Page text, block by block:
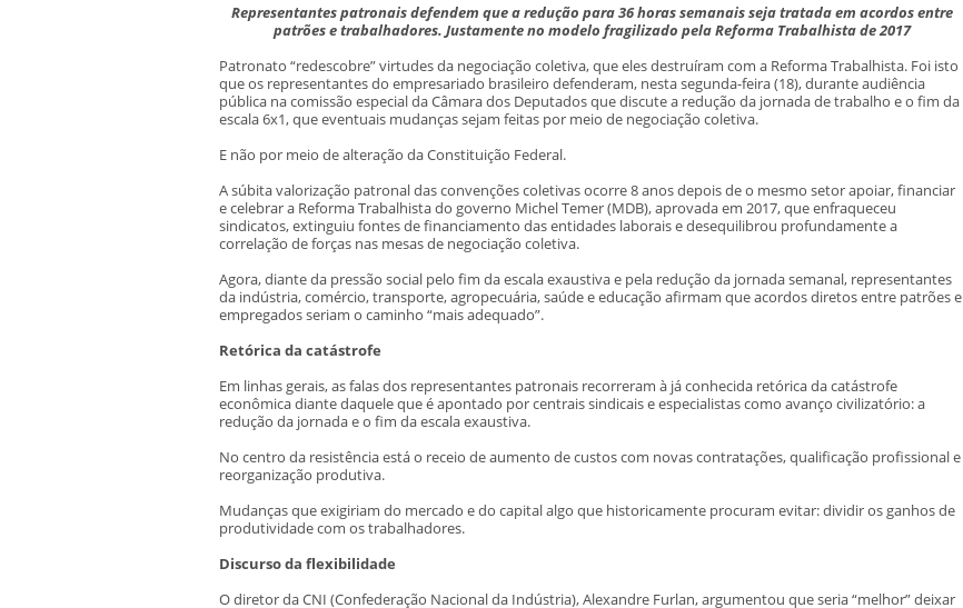
Representantes patronais defendem que a redução para 36 horas semanais seja tratada em acordos entre
patrões e trabalhadores. Justamente no modelo fragilizado pela Reforma Trabalhista de 2017
Patronato “redescobre” virtudes da negociação coletiva, que eles destruíram com a Reforma Trabalhista. Foi isto
que os representantes do empresariado brasileiro defenderam, nesta segunda-feira (18), durante audiência
pública na comissão especial da Câmara dos Deputados que discute a redução da jornada de trabalho e o fim da
escala 6x1, que eventuais mudanças sejam feitas por meio de negociação coletiva.
E não por meio de alteração da Constituição Federal.
A súbita valorização patronal das convenções coletivas ocorre 8 anos depois de o mesmo setor apoiar, financiar
e celebrar a Reforma Trabalhista do governo Michel Temer (MDB), aprovada em 2017, que enfraqueceu
sindicatos, extinguiu fontes de financiamento das entidades laborais e desequilibrou profundamente a
correlação de forças nas mesas de negociação coletiva.
Agora, diante da pressão social pelo fim da escala exaustiva e pela redução da jornada semanal, representantes
da indústria, comércio, transporte, agropecuária, saúde e educação afirmam que acordos diretos entre patrões e
empregados seriam o caminho “mais adequado”.
Retórica da catástrofe
Em linhas gerais, as falas dos representantes patronais recorreram à já conhecida retórica da catástrofe
econômica diante daquele que é apontado por centrais sindicais e especialistas como avanço civilizatório: a
redução da jornada e o fim da escala exaustiva.
No centro da resistência está o receio de aumento de custos com novas contratações, qualificação profissional e
reorganização produtiva.
Mudanças que exigiriam do mercado e do capital algo que historicamente procuram evitar: dividir os ganhos de
produtividade com os trabalhadores.
Discurso da flexibilidade
O diretor da CNI (Confederação Nacional da Indústria), Alexandre Furlan, argumentou que seria “melhor” deixar